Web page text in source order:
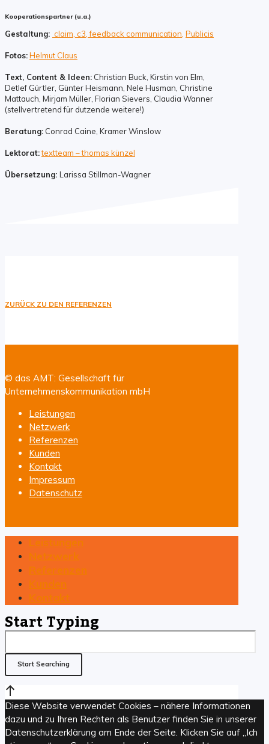
Kooperationspartner (u.a.)
Gestaltung: claim, c3,feedback communication, Publicis
Fotos:Helmut Claus
Text, Content & Ideen: Christian Buck, Kirstin von Elm,
Detlef Gürtler, Günter Heismann, Nele Husman, Christine
Mattauch, Mirjam Müller, Florian Sievers, Claudia Wanner
(stellvertretend für dutzende weitere!)
Beratung: Conrad Caine, Kramer Winslow
Lektorat:textteam – thomas künzel
Übersetzung: Larissa Stillman-Wagner
ZURÜCK ZU DEN REFERENZEN
© das AMT: Gesellschaft für
Unternehmenskommunikation mbH
Leistungen
Netzwerk
Referenzen
Kunden
Kontakt
Impressum
Datenschutz
Leistungen
Netzwerk
Referenzen
Kunden
Kontakt
Start Typing
Diese Website verwendet Cookies – nähere Informationen
dazu und zu Ihren Rechten als Benutzer finden Sie in unserer
Datenschutzerklärung am Ende der Seite. Klicken Sie auf „Ich